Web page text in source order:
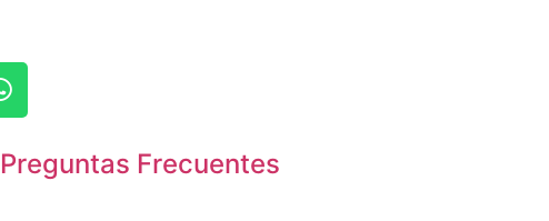
Preguntas Frecuentes